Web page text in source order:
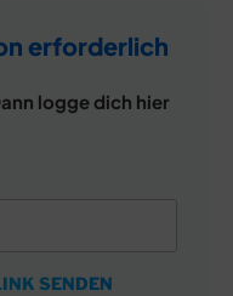
erforderlich
logge dich hier
SENDEN